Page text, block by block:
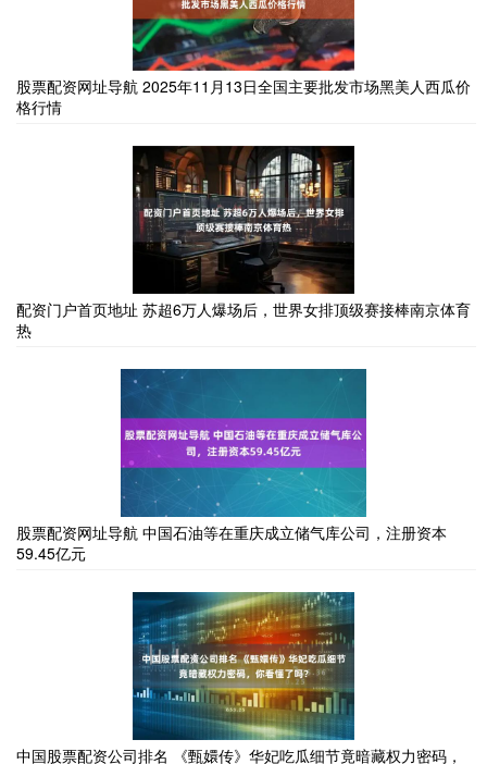
股票配资网址导航 2025年11月13日全国主要批发市场黑美人西瓜价
格行情
配资门户首页地址 苏超6万人爆场后，世界女排顶级赛接棒南京体育
热
股票配资网址导航 中国石油等在重庆成立储气库公司，注册资本
59.45亿元
中国股票配资公司排名 《甄嬛传》华妃吃瓜细节竟暗藏权力密码，